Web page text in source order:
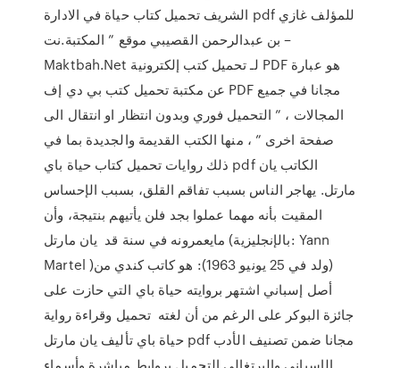
الشريف تحميل كتاب حياة في الادارة pdf للمؤلف غازي
بن عبدالرحمن القصيبي موقع ” المكتبة.نت –
Maktbah.Net لـ تحميل كتب إلكترونية PDF هو عبارة
عن مكتبة تحميل كتب بي دي إف PDF مجانا في جميع
المجالات ، ” التحميل فوري وبدون انتظار او انتقال الى
صفحة اخرى ” ، منها الكتب القديمة والجديدة بما في
ذلك روايات تحميل كتاب حياة باي pdf الكاتب يان
مارتل. يهاجر الناس بسبب تفاقم القلق، بسبب الإحساس
المقيت بأنه مهما عملوا بجد فلن يأتيهم بنتيجة، وأن
مايعمرونه في سنة قد يان مارتل (بالإنجليزية: Yann
Martel )‏ (ولد في 25 يونيو 1963): هو كاتب كندي من
أصل إسباني اشتهر بروايته حياة باي التي حازت على
جائزة البوكر على الرغم من أن لغته تحميل وقراءة رواية
حياة باي تأليف يان مارتل pdf مجانا ضمن تصنيف الأدب
الإسباني والبرتغالي التحميل بروابط مباشرة وأسماء